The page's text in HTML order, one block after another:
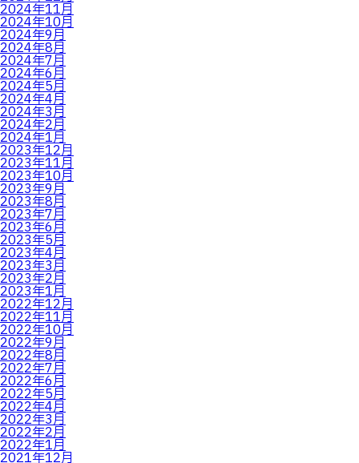
2024年11月
2024年10月
2024年9月
2024年8月
2024年7月
2024年6月
2024年5月
2024年4月
2024年3月
2024年2月
2024年1月
2023年12月
2023年11月
2023年10月
2023年9月
2023年8月
2023年7月
2023年6月
2023年5月
2023年4月
2023年3月
2023年2月
2023年1月
2022年12月
2022年11月
2022年10月
2022年9月
2022年8月
2022年7月
2022年6月
2022年5月
2022年4月
2022年3月
2022年2月
2022年1月
2021年12月